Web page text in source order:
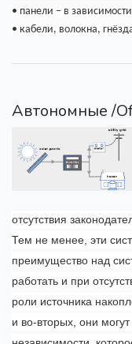
• панели – в
• кабели, волокна,
Автономные /
отсутствия
Тем не менее, эти
преимущество над
работать и при
роли источника
и во-вторых, они